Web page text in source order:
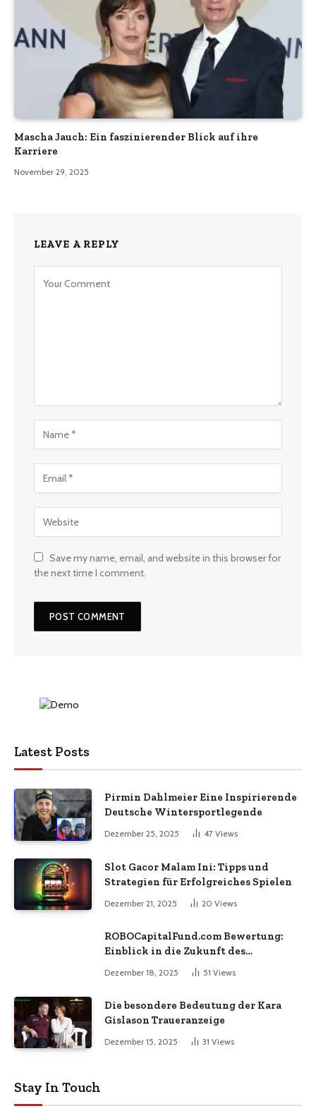
Mascha Jauch: Ein faszinierender Blick auf ihre
Karriere
November 29, 2025
LEAVE A REPLY
Save my name, email, and website in this browser for
the next time I comment.
Latest Posts
Pirmin Dahlmeier Eine Inspirierende
Deutsche Wintersportlegende
Dezember 25, 2025 47 Views
Slot Gacor Malam Ini: Tipps und
Strategien für Erfolgreiches Spielen
Dezember 21, 2025 20 Views
ROBOCapitalFund.com Bewertung:
Einblick in die Zukunft des
automatisierten Krypto-Handels
Dezember 18, 2025 51 Views
Die besondere Bedeutung der Kara
Gislason Traueranzeige
Dezember 15, 2025 31 Views
Stay In Touch